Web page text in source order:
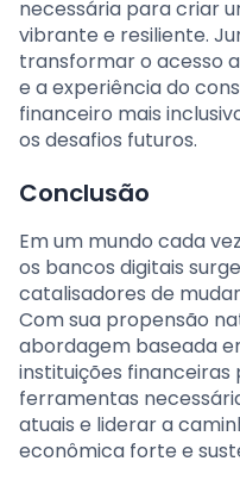
necessária para criar
vibrante e resiliente.
transformar o acesso
e a experiência do
financeiro mais
os desafios futuros.
Conclusão
Em um mundo cada
os bancos digitais
catalisadores de
Com sua propensão
abordagem baseada
instituições financeiras
ferramentas
atuais e liderar a
econômica forte e